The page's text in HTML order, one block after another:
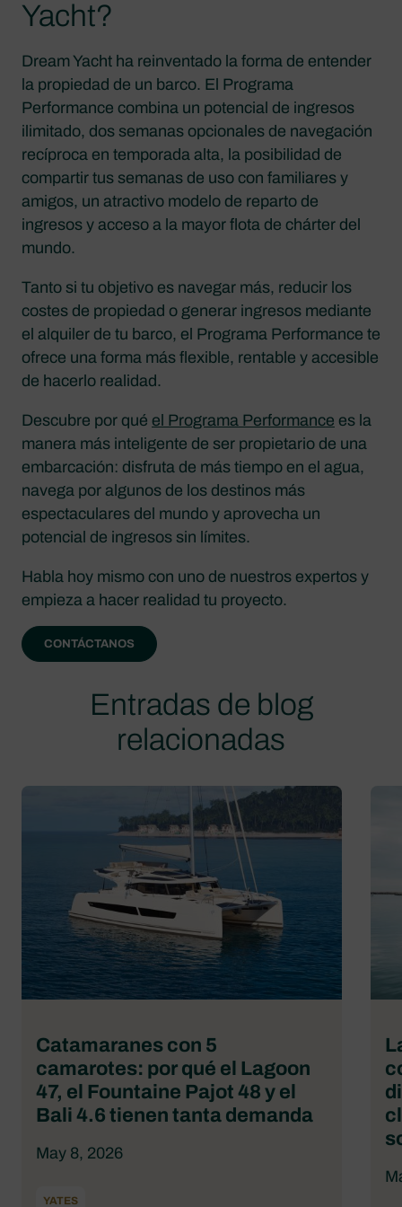
Yacht?
Dream Yacht ha reinventado la forma de entender
la propiedad de un barco. El Programa
Performance combina un potencial de ingresos
ilimitado, dos semanas opcionales de navegación
recíproca en temporada alta, la posibilidad de
compartir tus semanas de uso con familiares y
amigos, un atractivo modelo de reparto de
ingresos y acceso a la mayor flota de chárter del
mundo.
Tanto si tu objetivo es navegar más, reducir los
costes de propiedad o generar ingresos mediante
el alquiler de tu barco, el Programa Performance te
ofrece una forma más flexible, rentable y accesible
de hacerlo realidad.
Descubre por qué el Programa Performance es la
manera más inteligente de ser propietario de una
embarcación: disfruta de más tiempo en el agua,
navega por algunos de los destinos más
espectaculares del mundo y aprovecha un
potencial de ingresos sin límites.
Habla hoy mismo con uno de nuestros expertos y
empieza a hacer realidad tu proyecto.
CONTÁCTANOS
Entradas de blog
relacionadas
Catamaranes con 5
camarotes: por qué el Lagoon
47, el Fountaine Pajot 48 y el
Bali 4.6 tienen tanta demanda
May 8, 2026
YATES